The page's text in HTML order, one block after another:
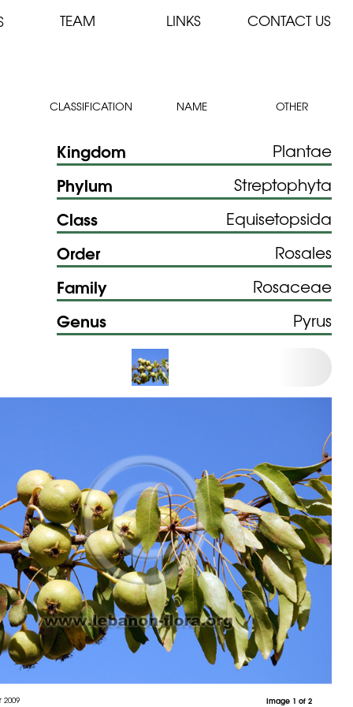
TEAM LINKS CONTACT US
CLASSIFICATION NAME OTHER
Kingdom Plantae
Phylum Streptophyta
Class Equisetopsida
Order Rosales
Family Rosaceae
Genus Pyrus
Image 1 of 2